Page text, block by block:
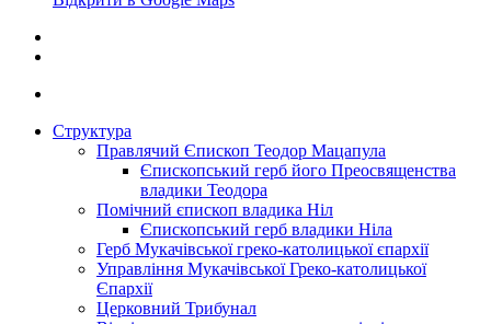
Структура
Правлячий Єпископ Теодор Мацапула
Єпископський герб його Преосвященства
владики Теодора
Помічний єпископ владика Ніл
Єпископський герб владики Ніла
Герб Мукачівської греко-католицької єпархії
Управління Мукачівської Греко-католицької
Єпархії
Церковний Трибунал